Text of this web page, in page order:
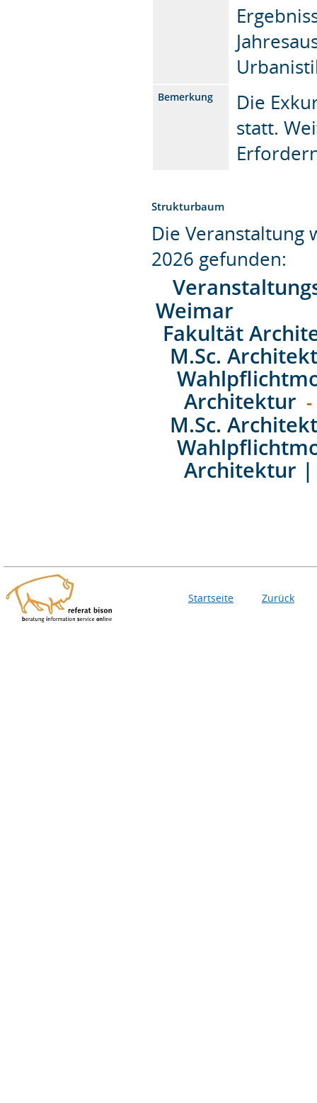
Bemerkung
Die
statt.
Strukturbaum
Die Veranstaltung
2026 gefunden:
Weimar
Fakultät
M.Sc.
Architektur
M.Sc.
Architektur
Startseite Zurück